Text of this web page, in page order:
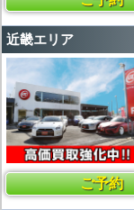
近畿エリア
ご予約